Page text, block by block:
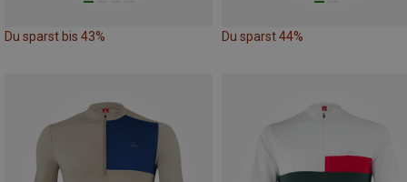
Du sparst bis 43% Du sparst 44%